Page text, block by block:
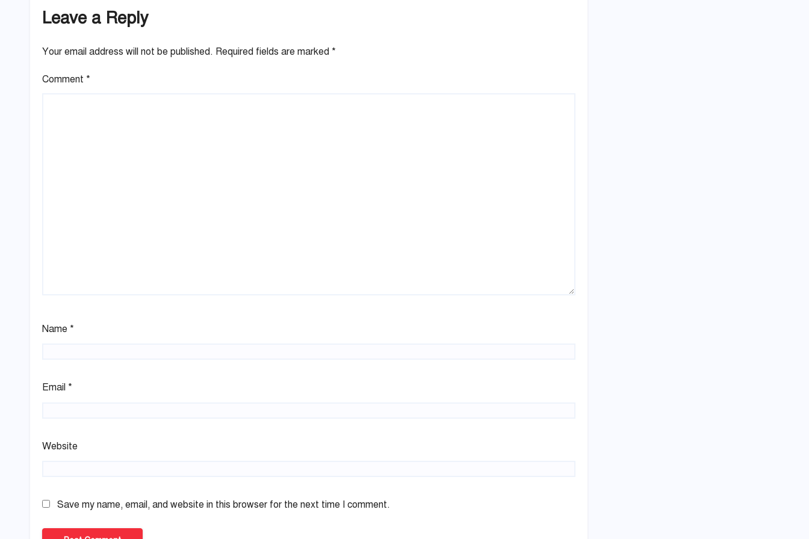
Leave a Reply
Your email address will not be published. Required fields are marked *
Comment *
Name *
Email *
Website
Save my name, email, and website in this browser for the next time I comment.